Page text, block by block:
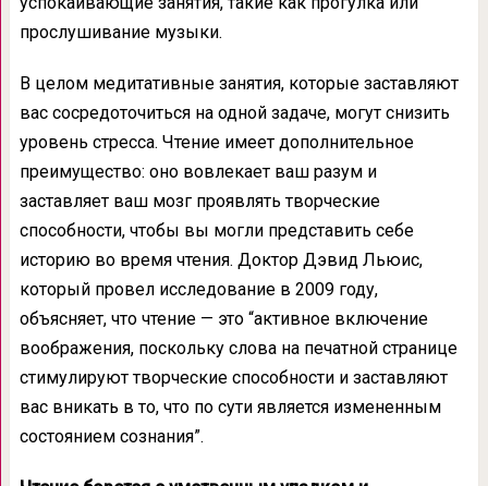
прослушивание музыки.
В целом медитативные занятия, которые заставляют
вас сосредоточиться на одной задаче, могут снизить
уровень стресса. Чтение имеет дополнительное
преимущество: оно вовлекает ваш разум и
заставляет ваш мозг проявлять творческие
способности, чтобы вы могли представить себе
историю во время чтения. Доктор Дэвид Льюис,
который провел исследование в 2009 году,
объясняет, что чтение — это “активное включение
воображения, поскольку слова на печатной странице
стимулируют творческие способности и заставляют
вас вникать в то, что по сути является измененным
состоянием сознания”.